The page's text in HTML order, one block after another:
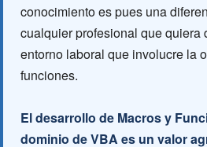
conocimiento es pues una
cualquier profesional que quiera
entorno laboral que involucre la
funciones.
El desarrollo de Macros y
dominio de VBA es un valor